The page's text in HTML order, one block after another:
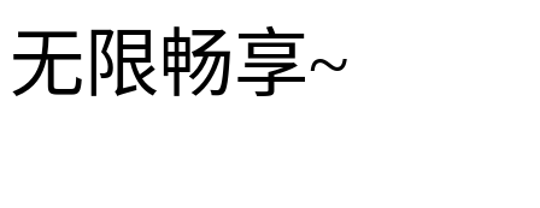
无限畅享~